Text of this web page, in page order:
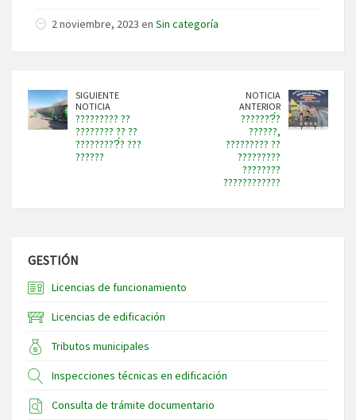
2 noviembre, 2023 en Sin categoría
SIGUIENTE
NOTICIA
????????? ??
???????? ?? ??
?????????́? ???
??????
NOTICIA
ANTERIOR
???????́?
??????,
????????? ??
?????????
????????
????????????
GESTIÓN
Licencias de funcionamiento
Licencias de edificación
Tributos municipales
Inspecciones técnicas en edificación
Consulta de trámite documentario